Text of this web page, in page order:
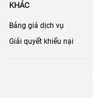
KHÁC
Bảng giá dịch vụ
Giải quyết khiếu nại